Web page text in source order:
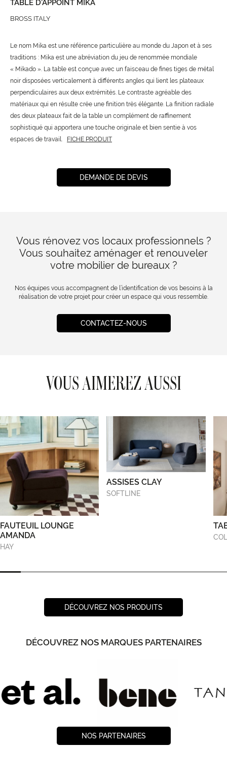
TABLE D’APPOINT MIKA
BROSS ITALY
Le nom Mika est une référence particulière au monde du Japon et à ses
traditions : Mika est une abréviation du jeu de renommée mondiale
« Mikado ». La table est conçue avec un faisceau de fines tiges de métal
noir disposées verticalement à différents angles qui lient les plateaux
perpendiculaires aux deux extrémités. Le contraste agréable des
matériaux qui en résulte crée une finition très élégante. La finition radiale
des deux plateaux fait de la table un complément de raffinement
sophistiqué qui apportera une touche originale et bien sentie à vos
espaces de travail.
FICHE PRODUIT
DEMANDE DE DEVIS
Vous rénovez vos locaux professionnels ?
Vous souhaitez aménager et renouveler
votre mobilier de bureaux ?
Nos équipes vous accompagnent de l’identification de vos besoins à la
réalisation de votre projet pour créer un espace qui vous ressemble.
CONTACTEZ-NOUS
VOUS AIMEREZ AUSSI
FAUTEUIL LOUNGE
AMANDA
HAY
ASSISES CLAY
SOFTLINE
DÉCOUVREZ NOS PRODUITS
DÉCOUVREZ NOS MARQUES PARTENAIRES
NOS PARTENAIRES